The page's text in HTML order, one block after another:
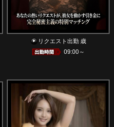
リクエスト出勤 歳
09:00～